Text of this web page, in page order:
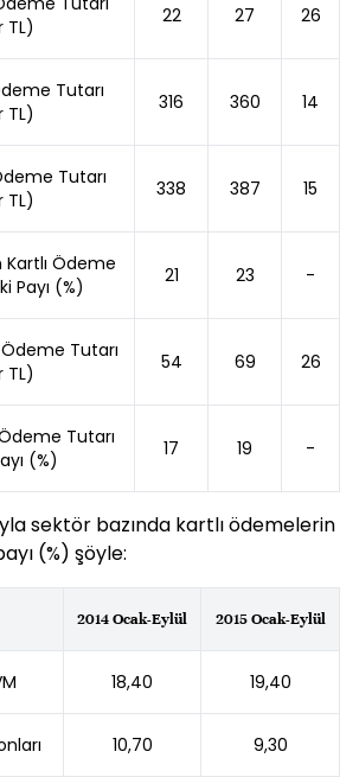
TL)
22 27 26
Tutarı
TL)
316 360 14
Tutarı
TL)
338 387 15
Kartlı Ödeme
Payı (%)
21 23 -
Tutarı
TL)
54 69 26
Tutarı
(%)
17 19 -
sektör bazında kartlı ödemelerin
(%) şöyle:
2014 Ocak-Eylül 2015 Ocak-Eylül
18,40 19,40
10,70 9,30